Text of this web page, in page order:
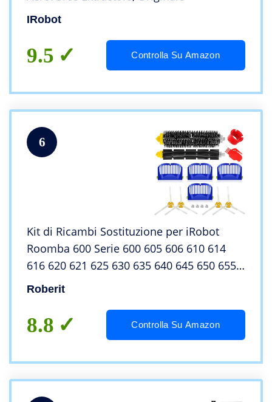
IRobot
9.5 Controlla Su Amazon
6
Kit di Ricambi Sostituzione per iRobot
Roomba 600 Serie 600 605 606 610 614
616 620 621 625 630 635 640 645 650 655
660 665 670 671 680 690, 16 pezzi
Roberit
8.8 Controlla Su Amazon